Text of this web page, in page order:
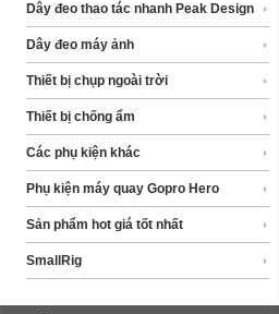
Dây đeo thao tác nhanh Peak Design
Dây đeo máy ảnh
Thiết bị chụp ngoài trời
Thiết bị chống ẩm
Các phụ kiện khác
Phụ kiện máy quay Gopro Hero
Sản phẩm hot giá tốt nhất
SmallRig